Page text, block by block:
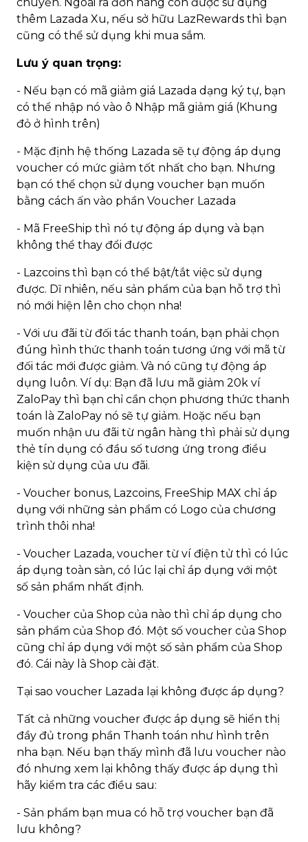
thêm Lazada Xu, nếu sở hữu LazRewards thì bạn
cũng có thể sử dụng khi mua sắm.
Lưu ý quan trọng:
- Nếu bạn có mã giảm giá Lazada dạng ký tự, bạn
có thể nhập nó vào ô Nhập mã giảm giá (Khung
đỏ ở hình trên)
- Mặc định hệ thống Lazada sẽ tự động áp dụng
voucher có mức giảm tốt nhất cho bạn. Nhưng
bạn có thể chọn sử dụng voucher bạn muốn
bằng cách ấn vào phần Voucher Lazada
- Mã FreeShip thì nó tự động áp dụng và bạn
không thể thay đổi được
- Lazcoins thì bạn có thể bật/tắt việc sử dụng
được. Dĩ nhiên, nếu sản phẩm của bạn hỗ trợ thì
nó mới hiện lên cho chọn nha!
- Với ưu đãi từ đối tác thanh toán, bạn phải chọn
đúng hình thức thanh toán tương ứng với mã từ
đối tác mới được giảm. Và nó cũng tự động áp
dụng luôn. Ví dụ: Bạn đã lưu mã giảm 20k ví
ZaloPay thì bạn chỉ cần chọn phương thức thanh
toán là ZaloPay nó sẽ tự giảm. Hoặc nếu bạn
muốn nhận ưu đãi từ ngân hàng thì phải sử dụng
thẻ tín dụng có đầu số tương ứng trong điều
kiện sử dụng của ưu đãi.
- Voucher bonus, Lazcoins, FreeShip MAX chỉ áp
dụng với những sản phẩm có Logo của chương
trình thôi nha!
- Voucher Lazada, voucher từ ví điện tử thì có lúc
áp dụng toàn sàn, có lúc lại chỉ áp dụng với một
số sản phẩm nhất định.
- Voucher của Shop của nào thì chỉ áp dụng cho
sản phẩm của Shop đó. Một số voucher của Shop
cũng chỉ áp dụng với một số sản phẩm của Shop
đó. Cái này là Shop cài đặt.
Tại sao voucher Lazada lại không được áp dụng?
Tất cả những voucher được áp dụng sẽ hiển thị
đầy đủ trong phần Thanh toán như hình trên
nha bạn. Nếu bạn thấy mình đã lưu voucher nào
đó nhưng xem lại không thấy được áp dụng thì
hãy kiểm tra các điều sau:
- Sản phẩm bạn mua có hỗ trợ voucher bạn đã
lưu không?